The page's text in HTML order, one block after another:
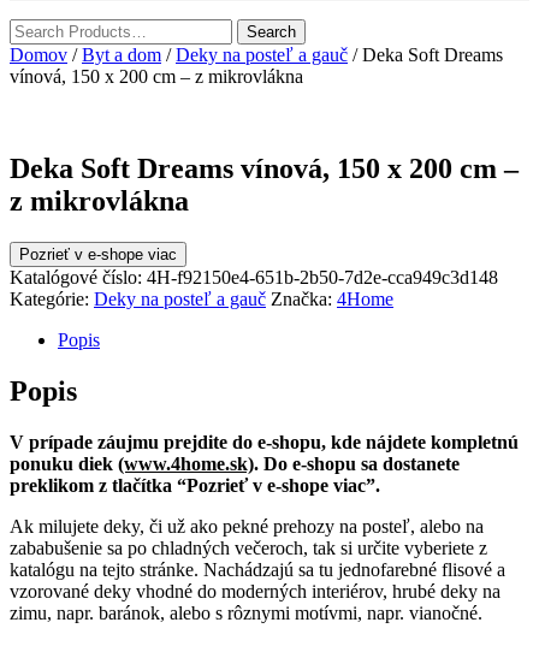
Domov /Byt a dom /Deky na posteľ a gauč / Deka Soft Dreams
vínová, 150 x 200 cm – z mikrovlákna
Deka Soft Dreams vínová, 150 x 200 cm –
z mikrovlákna
Pozrieť v e-shope viac
Katalógové číslo: 4H-f92150e4-651b-2b50-7d2e-cca949c3d148
Kategórie: Deky na posteľ a gauč Značka: 4Home
Popis
Popis
V prípade záujmu prejdite do e-shopu, kde nájdete kompletnú
ponuku diek (www.4home.sk). Do e-shopu sa dostanete
preklikom z tlačítka “Pozrieť v e-shope viac”.
Ak milujete deky, či už ako pekné prehozy na posteľ, alebo na
zababušenie sa po chladných večeroch, tak si určite vyberiete z
katalógu na tejto stránke. Nachádzajú sa tu jednofarebné flisové a
vzorované deky vhodné do moderných interiérov, hrubé deky na
zimu, napr. baránok, alebo s rôznymi motívmi, napr. vianočné.